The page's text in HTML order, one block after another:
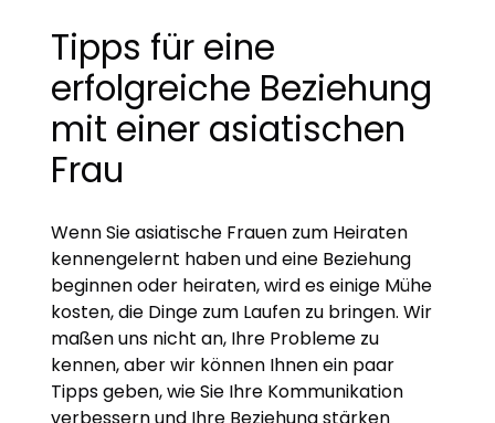
Tipps für eine
erfolgreiche Beziehung
mit einer asiatischen
Frau
Wenn Sie asiatische Frauen zum Heiraten
kennengelernt haben und eine Beziehung
beginnen oder heiraten, wird es einige Mühe
kosten, die Dinge zum Laufen zu bringen. Wir
maßen uns nicht an, Ihre Probleme zu
kennen, aber wir können Ihnen ein paar
Tipps geben, wie Sie Ihre Kommunikation